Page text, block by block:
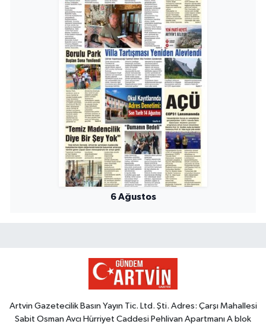
6 Ağustos
Artvin Gazetecilik Basın Yayın Tic. Ltd. Şti. Adres: Çarşı Mahallesi
Sabit Osman Avcı Hürriyet Caddesi Pehlivan Apartmanı A blok